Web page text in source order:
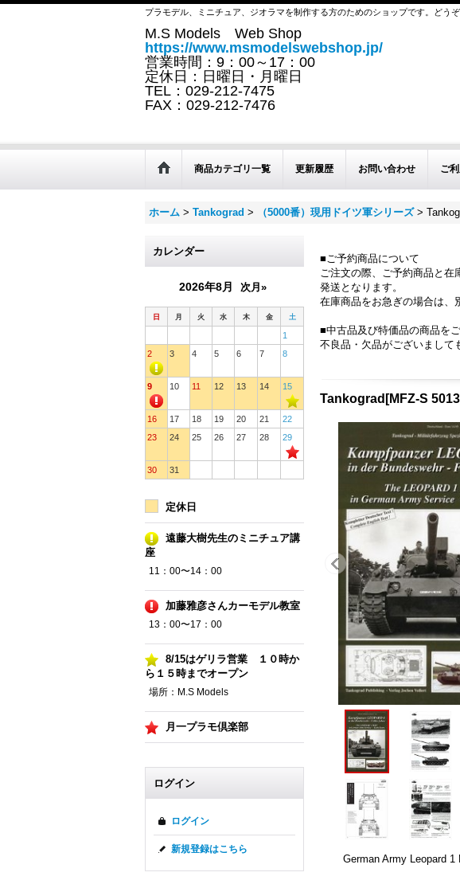
プラモデル、ミニチュア、ジオラマを制作する方のためのショップです。どう
M.S Models Web Shop
https://www.msmodelswebshop.jp/
営業時間：9：00～17：00
定休日：日曜日・月曜日
TEL：029-212-7475
FAX：029-212-7476
商品カテゴリ一覧 更新履歴 お問い合わせ ご
ホーム > Tankograd > （5000番）現用ドイツ軍シリーズ >
カレンダー
2026年8月 次月»
日 月 火 水 木 金 土
1
2
3 4 5 6 7 8
9 10 11 12 13 14 15
16 17 18 19 20 21
22
23
24 25 26 27 28 29
30 31
定休日
遠藤大樹先生のミニチュア講
座
11：00〜14：00
加藤雅彦さんカーモデル教室
13：00〜17：00
8/15はゲリラ営業 １０時か
ら１５時までオープン
場所：M.S Models
月一プラモ倶楽部
ログイン
ログイン
新規登録はこちら
■ご予約商品について
ご注文の際、ご予約商品と在
発送となります。
在庫商品をお急ぎの場合は、
■中古品及び特価品の商品を
不良品・欠品がございまして
Tankograd[MFZ-S
German Army Leopard